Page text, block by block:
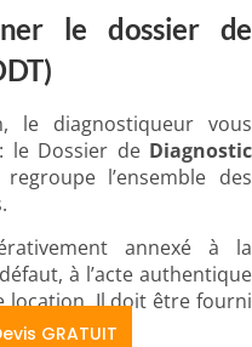
le dossier de
le diagnostiqueur vous
le Dossier de Diagnostic
l’ensemble des
annexé à la
à l’acte authentique
location. Il doit être fourni
GRATUIT